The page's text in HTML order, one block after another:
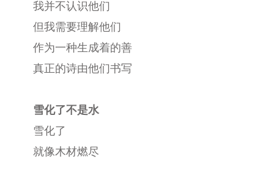
我并不认识他们
但我需要理解他们
作为一种生成着的善
真正的诗由他们书写
雪化了不是水
雪化了
就像木材燃尽